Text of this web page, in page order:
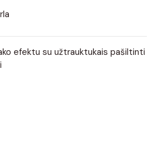
efektu su užtrauktukais pašiltinti